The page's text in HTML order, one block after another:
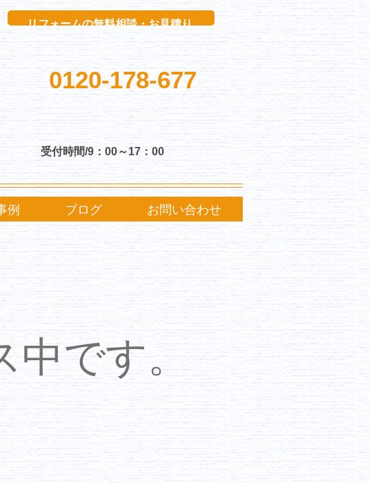
ボタン
リフォームの無料相談・お見積り
0120-178-677
受付時間/9：00～17：00
例 ブログ お問い合わせ
中です。